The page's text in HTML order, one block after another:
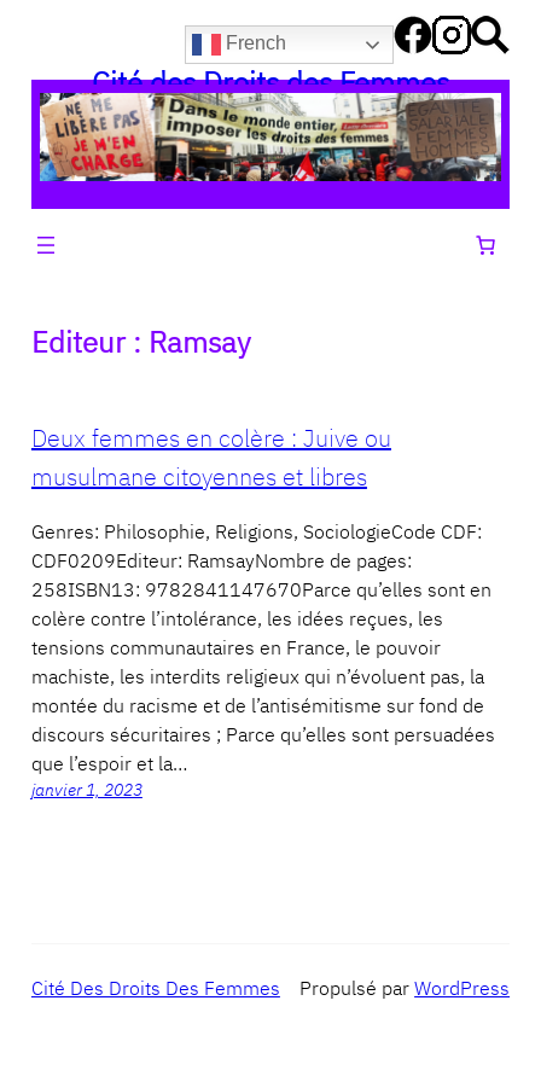
contenu
French
Cité des Droits des Femmes
Editeur : Ramsay
Deux femmes en colère : Juive ou
musulmane citoyennes et libres
Genres: Philosophie, Religions, SociologieCode CDF:
CDF0209Editeur: RamsayNombre de pages:
258ISBN13: 9782841147670Parce qu’elles sont en
colère contre l’intolérance, les idées reçues, les
tensions communautaires en France, le pouvoir
machiste, les interdits religieux qui n’évoluent pas, la
montée du racisme et de l’antisémitisme sur fond de
discours sécuritaires ; Parce qu’elles sont persuadées
que l’espoir et la…
janvier 1, 2023
Cité Des Droits Des Femmes Propulsé parWordPress